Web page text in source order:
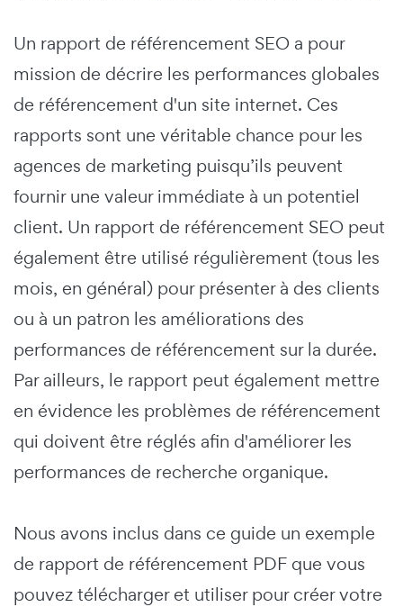
Un rapport de référencement SEO a pour
mission de décrire les performances globales
de référencement d'un site internet. Ces
rapports sont une véritable chance pour les
agences de marketing puisqu’ils peuvent
fournir une valeur immédiate à un potentiel
client. Un rapport de référencement SEO peut
également être utilisé régulièrement (tous les
mois, en général) pour présenter à des clients
ou à un patron les améliorations des
performances de référencement sur la durée.
Par ailleurs, le rapport peut également mettre
en évidence les problèmes de référencement
qui doivent être réglés afin d'améliorer les
performances de recherche organique.
Nous avons inclus dans ce guide un exemple
de rapport de référencement PDF que vous
pouvez télécharger et utiliser pour créer votre